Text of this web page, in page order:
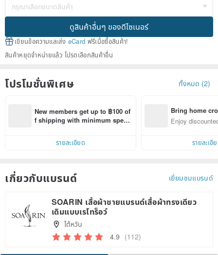
ดูสินค้าอื่นๆ ของดีไซเนอร์
เขียนข้อความและส่ง eCard ฟรีเมื่อซื้อสินค้า!
สินค้าหยุดจำหน่ายแล้ว โปรดเลือกสินค้าอื่น
โปรโมชั่นพิเศษ ทั้งหมด (2)
New members get up to ฿100 of
f shipping with minimum spen
within 7 days!
รายละเอียด
Bring home
n with ease
Enjoy
รายละเอี
เกี่ยวกับแบรนด์ เยี่ยมชมแบรนด์
SOARIN เสื้อผ้าชายแบรนด์เสื้อผ้าทรงเดียว
เดิมแบบเรโทร็อว์
ไต้หวัน
4.9 (112)